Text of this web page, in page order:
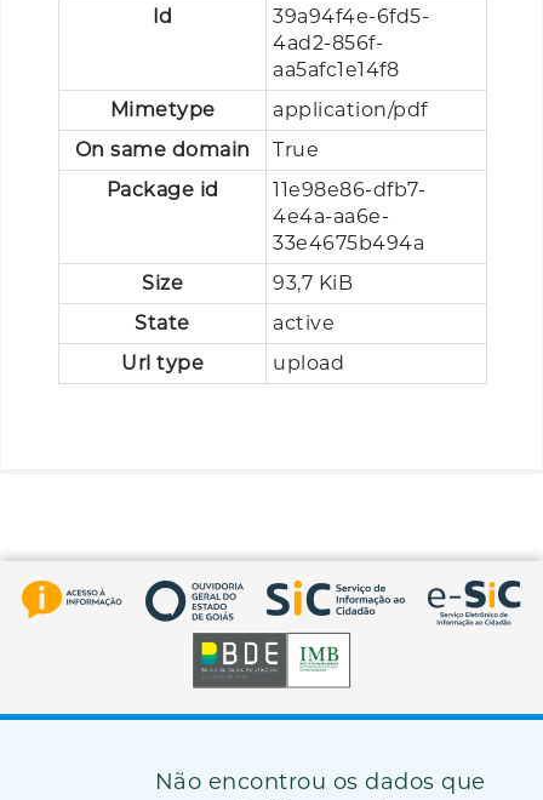
Id
39a94f4e-6fd5-
4ad2-856f-
aa5afc1e14f8
Mimetype
application/pdf
On same domain
True
Package id
11e98e86-dfb7-
4e4a-aa6e-
33e4675b494a
Size
93,7 KiB
State
active
Url type
upload
Não encontrou os dados que